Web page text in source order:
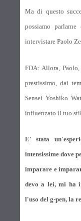
Ma di questo
possiamo
intervistare Paolo
FDA: Allora,
prestissimo, dai
Sensei Yoshiko
influenzato il tuo
E' stata
intensissime dove
imparare e
devo a lei, mi ha
l'uso del g-pen, la